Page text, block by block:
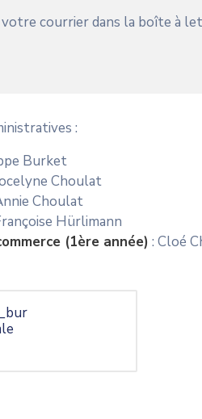
courrier dans la boîte à
:
Burket
Choulat
Choulat
Hürlimann
(1ère année) : Cloé